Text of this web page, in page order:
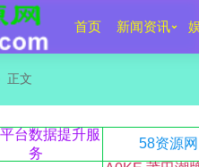
首页 新闻资讯
正文
台数据提升服
务
58资源网